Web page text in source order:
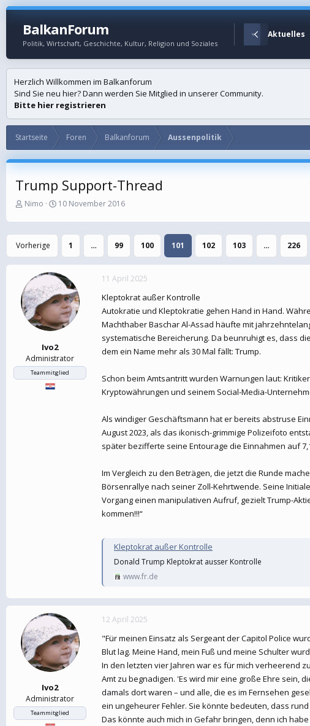
BalkanForum
Politik, Wirtschaft, Geschichte, Kultur, Religion und Soziales
Aktuelles
Herzlich Willkommen im Balkanforum
Sind Sie neu hier? Dann werden Sie Mitglied in unserer Community.
Bitte hier registrieren
Startseite Foren Balkanforum Aussenpolitik
Trump Support-Thread
E
s
t
e
l
e
r
Nimo
E
s
t
a
m
10 November 2016
Vorherige 1 … 99 100 101 102 103 … 226
Ivo2
Administrator
Teammitglied
11 April 2025
Kleptokrat außer Kontrolle
Autokratie und Kleptokratie gehen Hand in Hand.
Machthaber Baschar Al-Assad häufte mit
systematische Bereicherung. Da beunruhigt es, dass
dem ein Name mehr als 30 Mal fällt: Trump.
Schon beim Amtsantritt wurden Warnungen laut:
Kryptowährungen und seinem Social-Media-
Als windiger Geschäftsmann hat er bereits abstruse
August 2023, als das ikonisch-grimmige Polizeifoto
später bezifferte seine Entourage die Einnahmen auf
Im Vergleich zu den Beträgen, die jetzt die Runde
Börsenrallye nach seiner Zoll-Kehrtwende. Seine
Vorgang einen manipulativen Aufruf, gezielt Trump-
kommen!!!“
Kleptokrat außer Kontrolle
Donald Trump Kleptokrat ausser Kontrolle
www.fr.de
Ivo2
Administrator
Teammitglied
12 April 2025
"Für meinen Einsatz als Sergeant der Capitol Police
Blut lag. Meine Hand, mein Fuß und meine Schulter
In den letzten vier Jahren war es für mich verheerend
Amt zu begnadigen. 'Es wird mir eine große Ehre sein,
damals dort waren – und alle, die es im Fernsehen
ein ungeheurer Fehler. Sie könnte bedeuten, dass
Das könnte auch mich in Gefahr bringen, denn ich